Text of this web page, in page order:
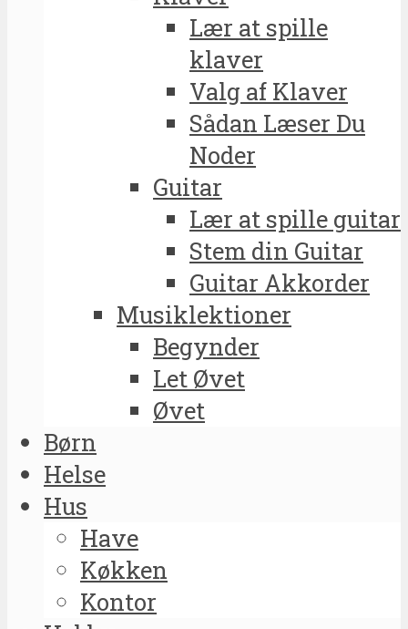
Lær at spille
klaver
Valg af Klaver
Sådan Læser Du
Noder
Guitar
Lær at spille guitar
Stem din Guitar
Guitar Akkorder
Musiklektioner
Begynder
Let Øvet
Øvet
Børn
Helse
Hus
Have
Køkken
Kontor